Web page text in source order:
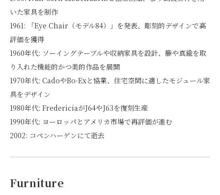
いた家具を制作
1961: 「Eye Chair（モデル84）」を発表、彫刻的デザインで高
評価を獲得
1960年代: ソーイングテーブルや収納家具を設計、籐や真鍮を取
り入れた機能的かつ美的作品を展開
1970年代: CadoやBo-Exと協業、住宅空間に適したモジュール家
具をデザイン
1980年代: FredericiaがJ64やJ63を復刻生産
1990年代: ヨーロッパとアメリカ市場で再評価が進む
2002: コペンハーゲンにて逝去
Furniture